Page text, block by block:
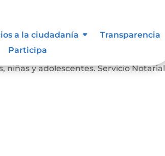
a la ciudadanía
Transparencia
Participaen Situación de Discapacidad.
niñas y adolescentes. Servicio Notarial